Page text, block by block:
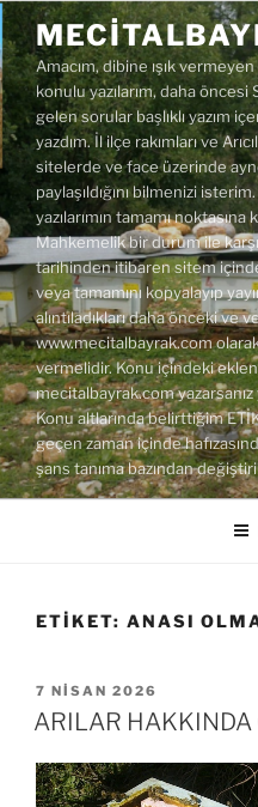
İçeriğe
geç
Amacım, dibine ışık
konulu yazılarım, daha öncesi
gelen sorular başlıklı yazım
yazdım. İl ilçe rakımları ve
sitelerde ve face üzerinde
paylaşıldığını bilmenizi
yazılarımın tamamı noktasına
Mahkemelik bir durum ile
tarihinden itibaren sitem
veya tamamını kopyalayıp
alıntıladıkları daha önceki ve
www.mecitalbayrak.com
vermelidir. Konu içindeki
mecitalbayrak.com yazarsanız
Konu altlarında belirttiğim
geçen zaman içinde
şans tanıma bazından
ETIKET: ANASI
YAYIM
TARIHI
7 NISAN 2026
ARILAR HAKKINDA